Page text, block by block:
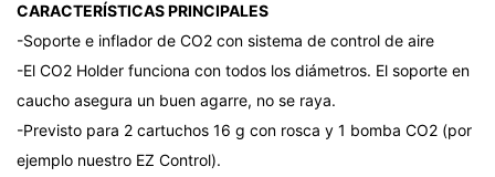
CARACTERÍSTICAS PRINCIPALES
-Soporte e inflador de CO2 con sistema de control de aire
-El CO2 Holder funciona con todos los diámetros. El soporte en
caucho asegura un buen agarre, no se raya.
-Previsto para 2 cartuchos 16 g con rosca y 1 bomba CO2 (por
ejemplo nuestro EZ Control).